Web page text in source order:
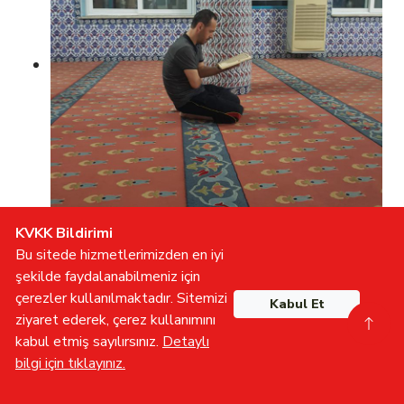
KİLİS
KVKK Bildirimi
Bu sitede hizmetlerimizden en iyi
şekilde faydalanabilmeniz için
çerezler kullanılmaktadır. Sitemizi
ziyaret ederek, çerez kullanımını
kabul etmiş sayılırsınız. Detaylı
bilgi için tıklayınız.
Kabul Et